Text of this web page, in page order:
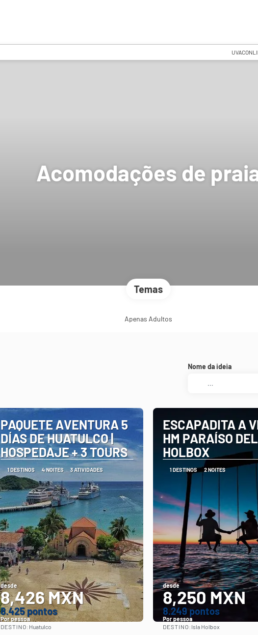
Acomodações de
Temas
Apenas Adultos
Nome da ideia
PAQUETE AVENTURA 5
DÍAS DE HUATULCO |
HOSPEDAJE + 3 TOURS
1 DESTINOS 4 NOITES 3 ATIVIDADES
desde
8,426 MXN
8.425 pontos
Por pessoa
DESTINO: Huatulco
ESCAPADITA A
HM PARAÍSO
HOLBOX
1 DESTINOS 2 NOITES
desde
8,250 MXN
8.249 pontos
Por pessoa
DESTINO: Isla Holbox